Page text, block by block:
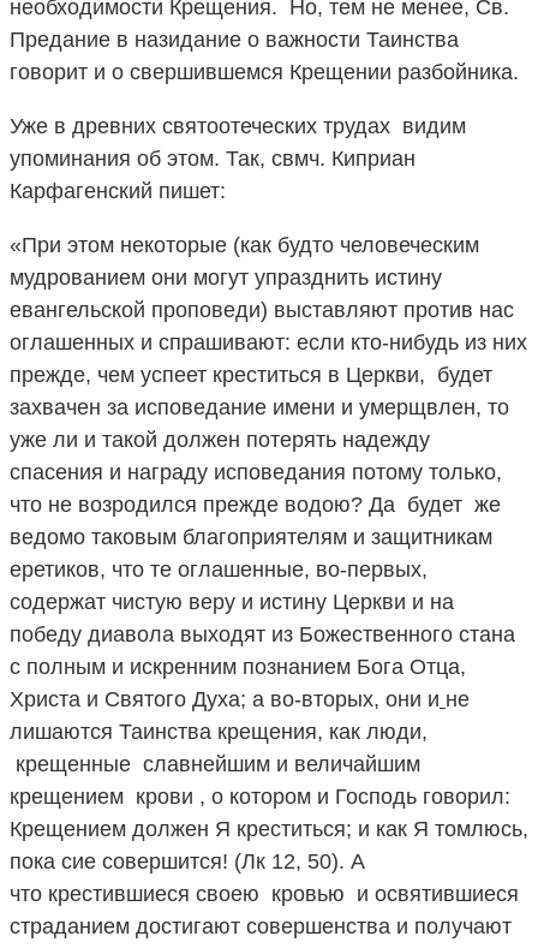
необходимости Крещения. Но, тем не менее, Св.
Предание в назидание о важности Таинства
говорит и о свершившемся Крещении разбойника.
Уже в древних святоотеческих трудах видим
упоминания об этом. Так, свмч. Киприан
Карфагенский пишет:
«При этом некоторые (как будто человеческим
мудрованием они могут упразднить истину
евангельской проповеди) выставляют против нас
оглашенных и спрашивают: если кто-нибудь из них
прежде, чем успеет креститься в Церкви, будет
захвачен за исповедание имени и умерщвлен, то
уже ли и такой должен потерять надежду
спасения и награду исповедания потому только,
что не возродился прежде водою? Да будет же
ведомо таковым благоприятелям и защитникам
еретиков, что те оглашенные, во-первых,
содержат чистую веру и истину Церкви и на
победу диавола выходят из Божественного стана
с полным и искренним познанием Бога Отца,
Христа и Святого Духа; а во-вторых, они и не
лишаются Таинства крещения, как люди,
крещенные славнейшим и величайшим
крещением крови , о котором и Господь говорил:
Крещением должен Я креститься; и как Я томлюсь,
пока сие совершится! (Лк 12, 50). А
что крестившиеся своею кровью и освятившиеся
страданием достигают совершенства и получают